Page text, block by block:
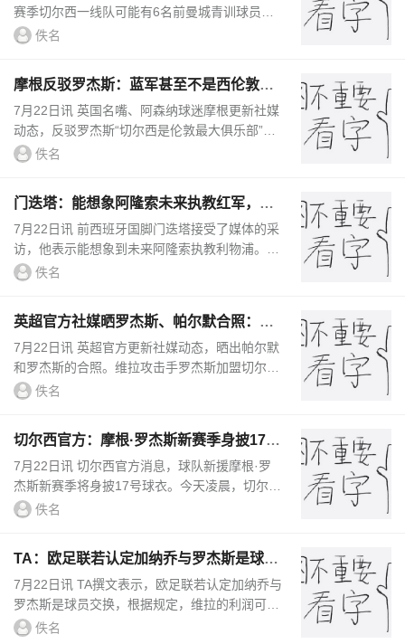
赛季切尔西一线队可能有6名前曼城青训球员。
切尔西不仅在2020年青年足总杯决赛中输给了曼
佚名
摩根反驳罗杰斯：蓝军甚至不是西伦敦最
大俱乐部，小蜜蜂排名更高
7月22日讯 英国名嘴、阿森纳球迷摩根更新社媒
动态，反驳罗杰斯“切尔西是伦敦最大俱乐部”的
言论。切尔西新援罗杰斯接受采访时表示：“切
佚名
门迭塔：能想象阿隆索未来执教红军，利
物浦一直在他心中
7月22日讯 前西班牙国脚门迭塔接受了媒体的采
访，他表示能想象到未来阿隆索执教利物浦。门
迭塔说道：“当切尔西打来电话，你无法拒绝，
佚名
英超官方社媒晒罗杰斯、帕尔默合照：挚
友重聚
7月22日讯 英超官方更新社媒动态，晒出帕尔默
和罗杰斯的合照。维拉攻击手罗杰斯加盟切尔
西，与好友帕尔默成为队友，英超官方配文：
佚名
切尔西官方：摩根·罗杰斯新赛季身披17号
球衣
7月22日讯 切尔西官方消息，球队新援摩根·罗
杰斯新赛季将身披17号球衣。今天凌晨，切尔西
官方宣布以1.17亿英镑的价格从阿斯顿维拉签下
佚名
TA：欧足联若认定加纳乔与罗杰斯是球员
交换，维拉利润或将减少
7月22日讯 TA撰文表示，欧足联若认定加纳乔与
罗杰斯是球员交换，根据规定，维拉的利润可能
将相应减少。由于维拉与切尔西目前均处于欧足
佚名